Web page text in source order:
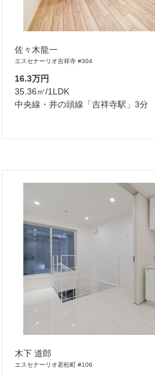
佐々木龍一
エスセナーリオ吉祥寺 #304
16.3万円
35.36㎡/1LDK
中央線・井の頭線「吉祥寺駅」3分
木下 道郎
エスセナーリオ若松町 #106